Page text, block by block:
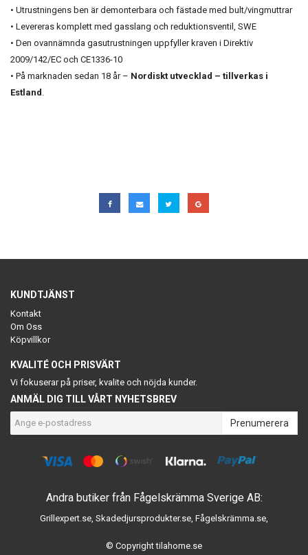
• Utrustningens ben är demonterbara och fästade med bult/vingmuttrar
• Levereras komplett med gasslang och reduktionsventil, SWE
• Den ovannämnda gasutrustningen uppfyller kraven i Direktiv
2009/142/EC och CE1336-10
• På marknaden sedan 18 år – Nordiskt utvecklad – tillverkas i
Estland .
KUNDTJÄNST
Kontakt
Om Oss
Köpvillkor
KVALITÉ OCH PRISVÄRT
Vi fokuserar på priser, kvalite och nöjda kunder.
ANMÄL DIG TILL VÅRT NYHETSBREV
Prenumerera
Andra butiker från Fågelskrämma Sverige AB:
Grillexpert.se, Skadedjursprodukter.se, Fågelskrämma.se,
© Copyright tilahome.se